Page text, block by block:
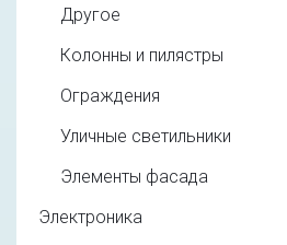
Другое
Колонны и пилястры
Ограждения
Уличные светильники
Элементы фасада
Электроника